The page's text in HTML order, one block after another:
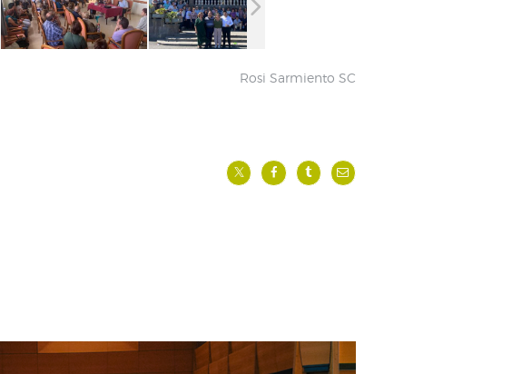
Rosi Sarmiento SC